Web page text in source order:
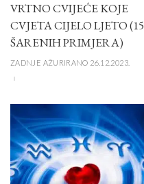
VRTNO CVIJEĆE KOJE
CVJETA CIJELO LJETO (15
ŠARENIH PRIMJERA)
ZADNJE AŽURIRANO 26.12.2023.